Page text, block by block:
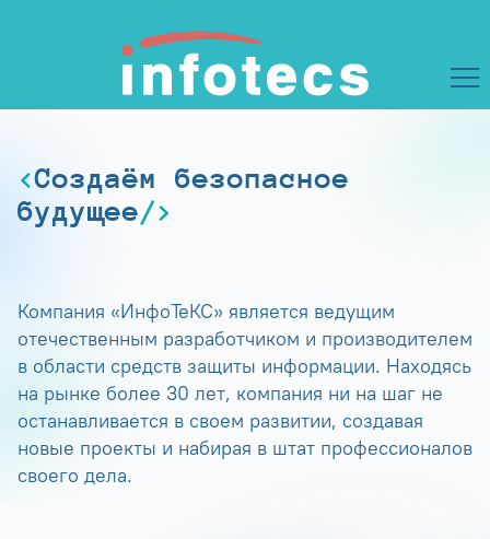
Создаём безопасное
будущее
Компания «ИнфоТеКС» является ведущим
отечественным разработчиком и производителем
в области средств защиты информации. Находясь
на рынке более 30 лет, компания ни на шаг не
останавливается в своем развитии, создавая
новые проекты и набирая в штат профессионалов
своего дела.